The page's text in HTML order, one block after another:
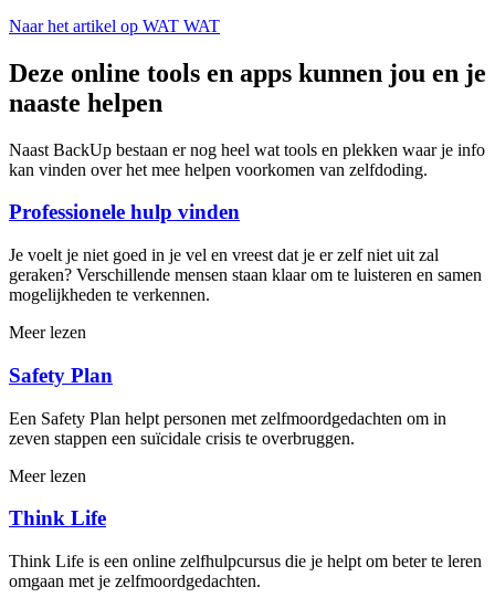
Naar het artikel op WAT WAT
Deze online tools en apps kunnen jou en je
naaste helpen
Naast BackUp bestaan er nog heel wat tools en plekken waar je info
kan vinden over het mee helpen voorkomen van zelfdoding.
Professionele hulp vinden
Je voelt je niet goed in je vel en vreest dat je er zelf niet uit zal
geraken? Verschillende mensen staan klaar om te luisteren en samen
mogelijkheden te verkennen.
Meer lezen
Safety Plan
Een Safety Plan helpt personen met zelfmoordgedachten om in
zeven stappen een suïcidale crisis te overbruggen.
Meer lezen
Think Life
Think Life is een online zelfhulpcursus die je helpt om beter te leren
omgaan met je zelfmoordgedachten.